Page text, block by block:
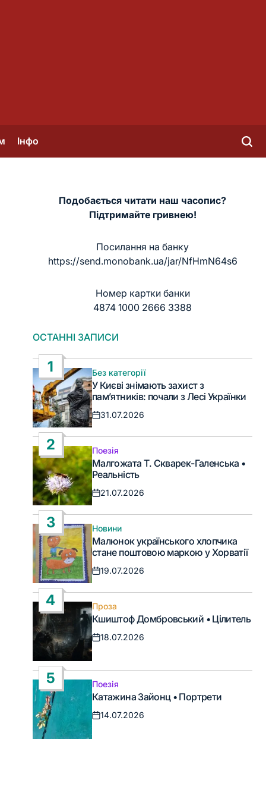
Інфо
Подобається читати наш часопис?
Підтримайте гривнею!
Посилання на банку
https://send.monobank.ua/jar/NfHmN64s6
Номер картки банки
4874 1000 2666 3388
ОСТАННІ ЗАПИСИ
1
Опублікувати
у
Без категорії
У Києві знімають захист з
пам’ятників: почали з Лесі Українки
Дата
31.07.2026
2
Опублікувати
у
Поезія
Малгожата Т. Скварек-Галенська •
Реальність
Дата
21.07.2026
3
Опублікувати
у
Новини
Малюнок українського хлопчика
стане поштовою маркою у Хорватії
Дата
19.07.2026
4
Опублікувати
у
Проза
Кшиштоф Домбровський • Цілитель
Дата
запису
18.07.2026
5
Опублікувати
у
Поезія
Катажина Зайонц • Портрети
Дата
14.07.2026